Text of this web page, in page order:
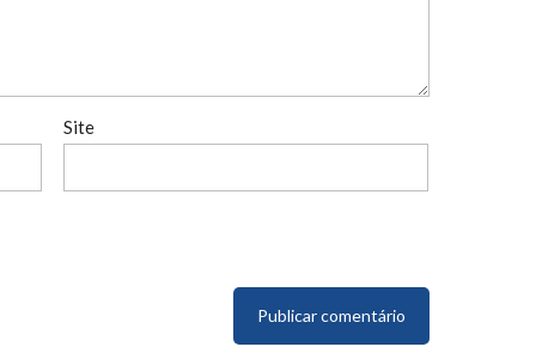
Site